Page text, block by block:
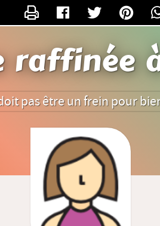
raffinée
pas être un frein pour